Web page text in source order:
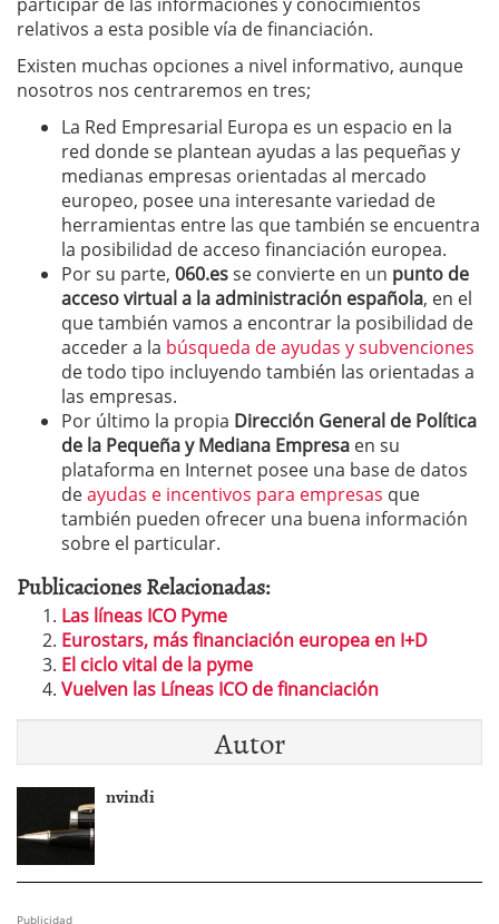
relativos a esta posible vía de financiación.
Existen muchas opciones a nivel informativo, aunque
nosotros nos centraremos en tres;
La Red Empresarial Europa es un espacio en la
red donde se plantean ayudas a las pequeñas y
medianas empresas orientadas al mercado
europeo, posee una interesante variedad de
herramientas entre las que también se encuentra
la posibilidad de acceso financiación europea.
Por su parte, 060.esse convierte en un punto de
acceso virtual a la administración española, en el
que también vamos a encontrar la posibilidad de
acceder a la búsqueda de ayudas y subvenciones
de todo tipo incluyendo también las orientadas a
las empresas.
Por último la propia Dirección General de Política
de la Pequeña y Mediana Empresa en su
plataforma en Internet posee una base de datos
deayudas e incentivos para empresas que
también pueden ofrecer una buena información
sobre el particular.
Publicaciones Relacionadas:
Las líneas ICO Pyme
Eurostars, más financiación europea en I+D
El ciclo vital de la pyme
Vuelven las Líneas ICO de financiación
Autor
nvindi
Publicidad